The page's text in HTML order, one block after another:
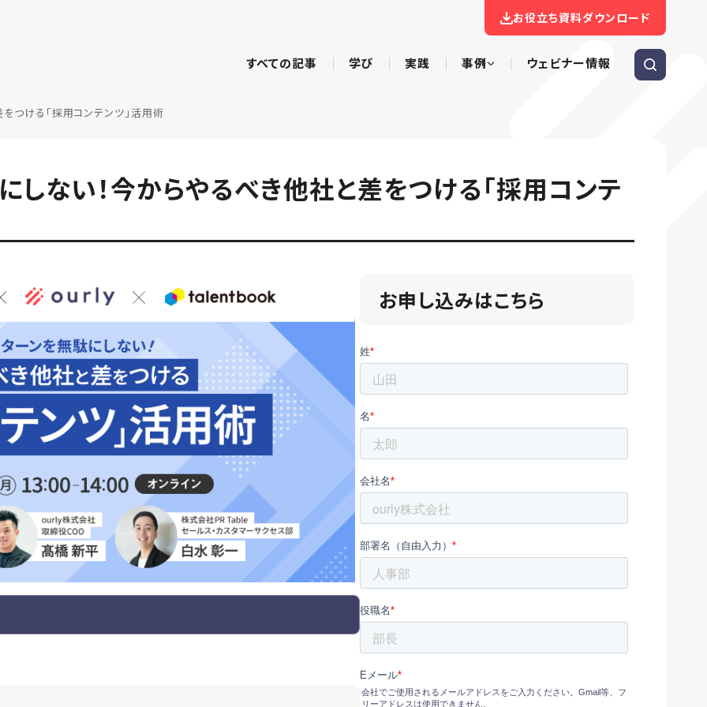
お役立ち資料ダウンロード
すべての記事 学び 実践 事例 ウェビナー情報
つける「採用コンテンツ」活用術
ない！今からやるべき他社と差をつける「採用コンテ
お申し込みはこちら